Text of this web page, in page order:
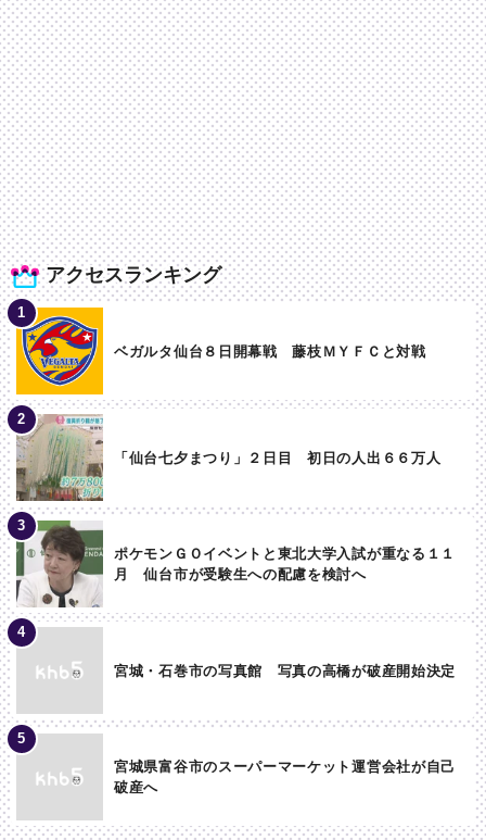
アクセスランキング
ベガルタ仙台８日開幕戦 藤枝ＭＹＦＣと対戦
「仙台七夕まつり」２日目 初日の人出６６万人
ポケモンＧＯイベントと東北大学入試が重なる１１
月 仙台市が受験生への配慮を検討へ
宮城・石巻市の写真館 写真の高橋が破産開始決定
宮城県富谷市のスーパーマーケット運営会社が自己
破産へ